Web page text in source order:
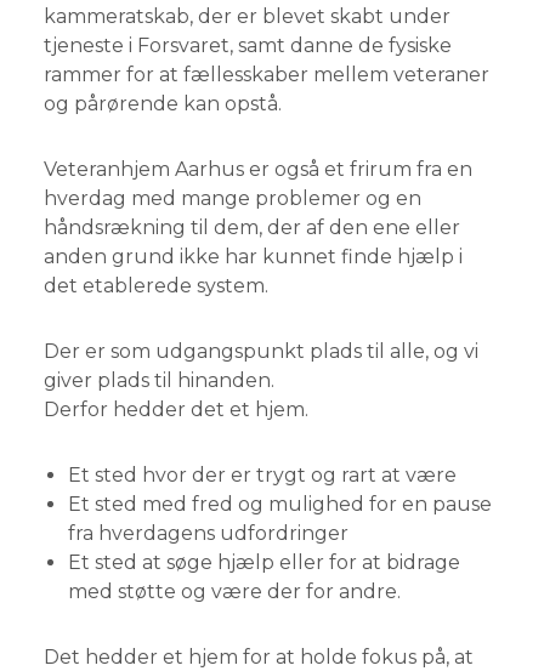
kammeratskab, der er blevet skabt under
tjeneste i Forsvaret, samt danne de fysiske
rammer for at fællesskaber mellem veteraner
og pårørende kan opstå.
​Veteranhjem Aarhus er også et frirum fra en
hverdag med mange problemer og en
håndsrækning til dem, der af den ene eller
anden grund ikke har kunnet finde hjælp i
det etablerede system.
Der er som udgangspunkt plads til alle, og vi
giver plads til hinanden.
Derfor hedder det et hjem.​
Et sted hvor der er trygt og rart at være
Et sted med fred og mulighed for en pause
fra hverdagens udfordringer
Et sted at søge hjælp eller for at bidrage
med støtte og være der for andre.
Det hedder et hjem for at holde fokus på, at